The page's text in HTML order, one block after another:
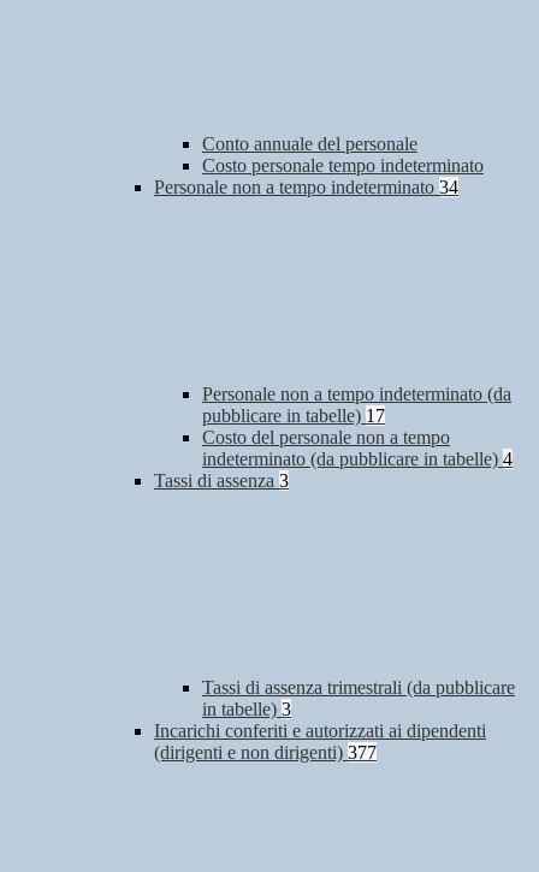
Conto annuale del personale
Costo personale tempo indeterminato
Personale non a tempo indeterminato 34
Personale non a tempo indeterminato (da
pubblicare in tabelle) 17
Costo del personale non a tempo
indeterminato (da pubblicare in tabelle) 4
Tassi di assenza 3
Tassi di assenza trimestrali (da pubblicare
in tabelle) 3
Incarichi conferiti e autorizzati ai dipendenti
(dirigenti e non dirigenti) 377